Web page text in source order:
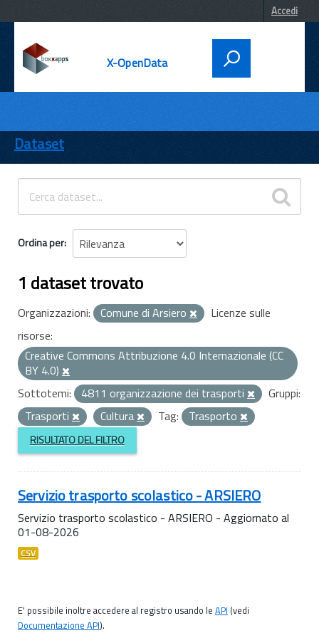
Accedi
X-OpenData
ENTI
TEMI
INFORMAZIONI
Dataset
Ordina per
1 dataset trovato
Organizzazioni: Comune di Arsiero
Licenze sulle
risorse:
Creative Commons Attribuzione 4.0 Internazionale (CC
BY 4.0)
Sottotemi:
4811 organizzazione dei trasporti
Gruppi:
Trasporti
Cultura Tag: Trasporto
RISULTATO DEL FILTRO
Servizio trasporto scolastico - ARSIERO
Servizio trasporto scolastico - ARSIERO - Aggiornato al
01-08-2026
CSV
E' possibile inoltre accedere al registro usando le API (vedi
Documentazione API).